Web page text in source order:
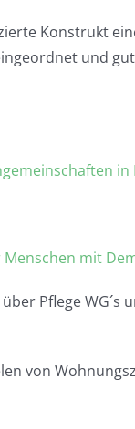
Konstrukt
und
in
mit
über Pflege WG´s
von